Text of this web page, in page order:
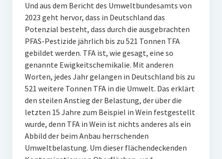
Und aus dem Bericht des Umweltbundesamts von
2023 geht hervor, dass in Deutschland das
Potenzial besteht, dass durch die ausgebrachten
PFAS-Pestizide jährlich bis zu 521 Tonnen TFA
gebildet werden. TFA ist, wie gesagt, eine so
genannte Ewigkeitschemikalie. Mit anderen
Worten, jedes Jahr gelangen in Deutschland bis zu
521 weitere Tonnen TFA in die Umwelt. Das erklärt
den steilen Anstieg der Belastung, der über die
letzten 15 Jahre zum Beispiel in Wein festgestellt
wurde, denn TFA in Wein ist nichts anderes als ein
Abbild der beim Anbau herrschenden
Umweltbelastung. Um dieser flächendeckenden